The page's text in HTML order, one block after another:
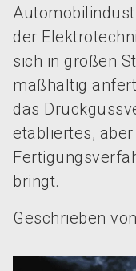
der
sich in großen
maßhaltig
das
etabliertes,
bringt.
Geschrieben von